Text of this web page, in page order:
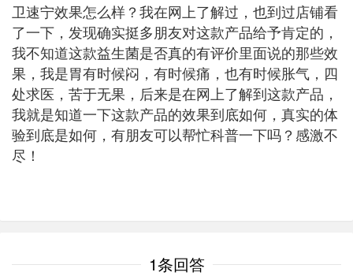
卫速宁效果怎么样？我在网上了解过，也到过店铺看
了一下，发现确实挺多朋友对这款产品给予肯定的，
我不知道这款益生菌是否真的有评价里面说的那些效
果，我是胃有时候闷，有时候痛，也有时候胀气，四
处求医，苦于无果，后来是在网上了解到这款产品，
我就是知道一下这款产品的效果到底如何，真实的体
验到底是如何，有朋友可以帮忙科普一下吗？感激不
尽！
1条回答